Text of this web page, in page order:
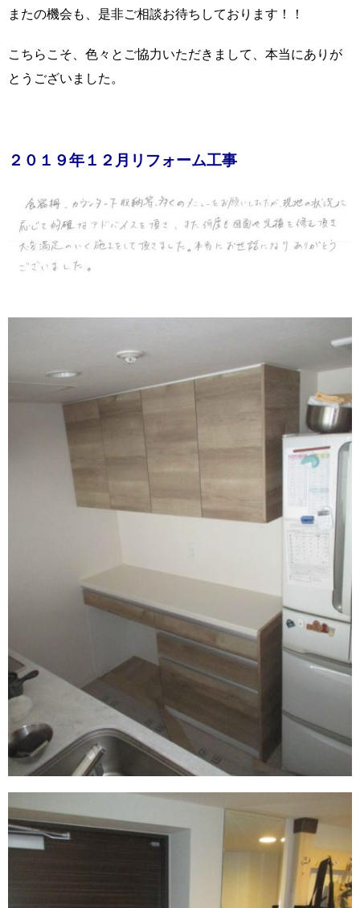
またの機会も、是非ご相談お待ちしております！！
こちらこそ、色々とご協力いただきまして、本当にありが
とうございました。
２０１９年１２月リフォーム工事